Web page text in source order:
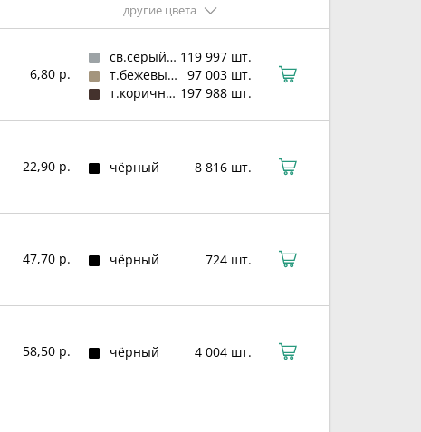
другие цвета
6,80 р.
св.серый (RAL 7040)
119 997 шт.
т.бежевый (RAL 1019)
97 003 шт.
т.коричневый (RAL 8019)
197 988 шт.
22,90 р. чёрный 8 816 шт.
47,70 р. чёрный 724 шт.
58,50 р. чёрный 4 004 шт.